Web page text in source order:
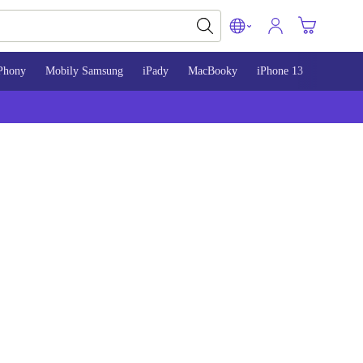
Mobily Samsung iPady MacBooky iPhone 13